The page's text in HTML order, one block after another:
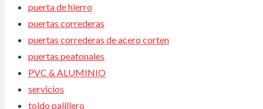
puerta de hierro
puertas correderas
puertas correderas de acero corten
puertas peatonales
PVC & ALUMINIO
servicios
toldo palillero